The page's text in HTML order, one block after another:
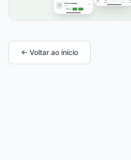
← Voltar ao início